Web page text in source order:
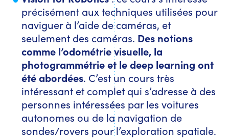
précisément aux techniques utilisées pour
naviguer à l’aide de caméras, et
seulement des caméras. Des notions
comme l’odométrie visuelle, la
photogrammétrie et le deep learning ont
été abordées. C’est un cours très
intéressant et complet qui s’adresse à des
personnes intéressées par les voitures
autonomes ou de la navigation de
sondes/rovers pour l’exploration spatiale.